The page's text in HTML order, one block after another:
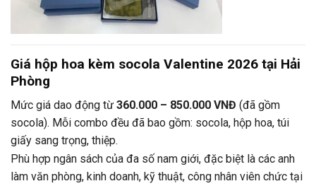
Giá hộp hoa kèm socola Valentine 2026 tại Hải
Phòng
Mức giá dao động từ 360.000 – 850.000 VNĐ (đã gồm
socola). Mỗi combo đều đã bao gồm: socola, hộp hoa, túi
giấy sang trọng, thiệp.
Phù hợp ngân sách của đa số nam giới, đặc biệt là các anh
làm văn phòng, kinh doanh, kỹ thuật, công nhân viên chức tại